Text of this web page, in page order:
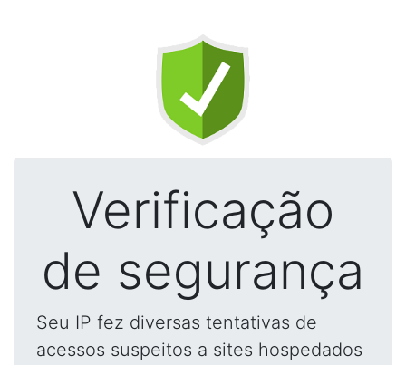
Verificação
de segurança
Seu IP fez diversas tentativas de
acessos suspeitos a sites hospedados